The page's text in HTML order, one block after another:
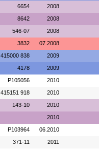
6654 2008
8642 2008
546-07 2008
3832 07.2008
415000 838 2009
4178 2009
P105056 2010
415151 918 2010
143-10 2010
2010
P103964 06.2010
371-11 2011